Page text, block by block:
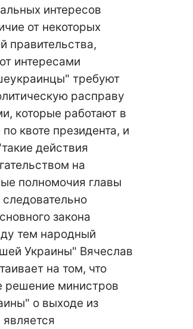
интересов
от некоторых
правительства,
интересами
требуют
расправу
которые работают в
квоте президента, и
действия
на
полномочия главы
закона
тем народный
Украины" Вячеслав
на том, что
решение министров
о выходе из
является